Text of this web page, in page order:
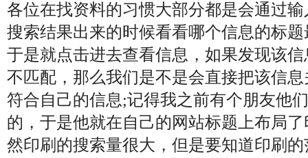
各位在找资料的习惯大部分都是会通过
搜索结果出来的时候看看哪个信息的标
于是就点击进去查看信息，如果发现该
不匹配，那么我们是不是会直接把该信
符合自己的信息;记得我之前有个朋友他
的，于是他就在自己的网站标题上布局
然印刷的搜索量很大，但是要知道印刷